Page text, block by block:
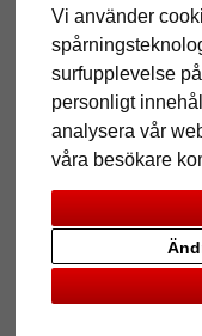
Vi använder
surfupplevelse
personligt
analysera vår
våra besökare